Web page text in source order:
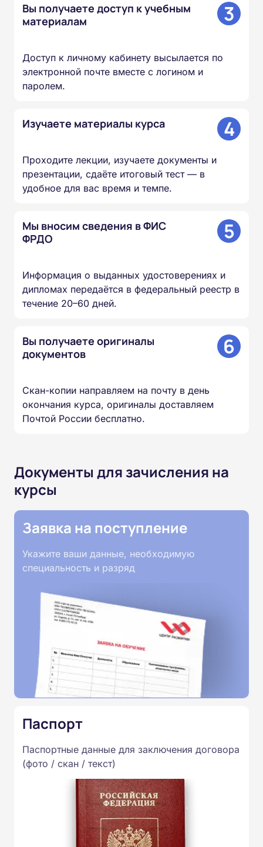
Вы получаете доступ к учебным
материалам
3
Доступ к личному кабинету высылается по
электронной почте вместе с логином и
паролем.
Изучаете материалы курса 4
Проходите лекции, изучаете документы и
презентации, сдаёте итоговый тест — в
удобное для вас время и темпе.
Мы вносим сведения в ФИС
ФРДО
5
Информация о выданных удостоверениях и
дипломах передаётся в федеральный реестр в
течение 20–60 дней.
Вы получаете оригиналы
документов
6
Скан-копии направляем на почту в день
окончания курса, оригиналы доставляем
Почтой России бесплатно.
Документы для зачисления на
курсы
Заявка на поступление
Укажите ваши данные, необходимую
специальность и разряд
Паспорт
Паспортные данные для заключения договора
(фото / скан / текст)